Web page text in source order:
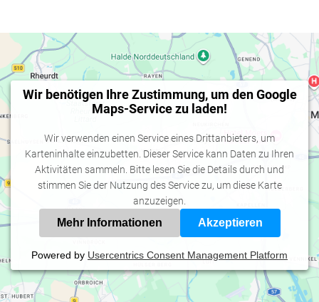
Wir benötigen Ihre Zustimmung, um den Google
Maps-Service zu laden!
Wir verwenden einen Service eines Drittanbieters, um
Karteninhalte einzubetten. Dieser Service kann Daten zu Ihren
Aktivitäten sammeln. Bitte lesen Sie die Details durch und
stimmen Sie der Nutzung des Service zu, um diese Karte
anzuzeigen.
Mehr Informationen Akzeptieren
Powered by Usercentrics Consent Management Platform